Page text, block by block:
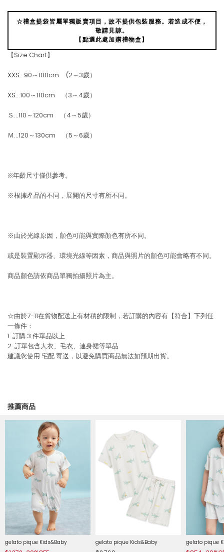
☆禮盒提袋皆屬單獨販賣項目，故不提供包裝服務。若造成不便，
敬請見諒。
【點選此處加購禮物盒】
【Size Chart】
XXS…90～100cm (2～3歲）
XS…100～110cm （3～4歲）
Ｓ…110～120cm （4～5歲）
Ｍ…120～130cm （5～6歲）
※年齡尺寸僅供參考。
※根據產品的不同，展開的尺寸有所不同。
※由於光線原因，顏色可能與實際顏色有所不同。
或是裝置顯示器、環境光線等因素，商品與照片的顏色可能會略有不同。
商品顏色請依商品單獨拍攝照片為主。
☆由於7-11在貨物配送上有材積的限制，若訂購的內容有【符合】下列任
一條件：
1. 訂購 3 件單品以上
2. 訂單包含大衣、毛衣、連身裙等單品
建議您使用 宅配寄送，以避免購買商品無法如預期出貨。
推薦商品
gelato pique Kids&Baby gelato pique Kids&Baby gelato pique